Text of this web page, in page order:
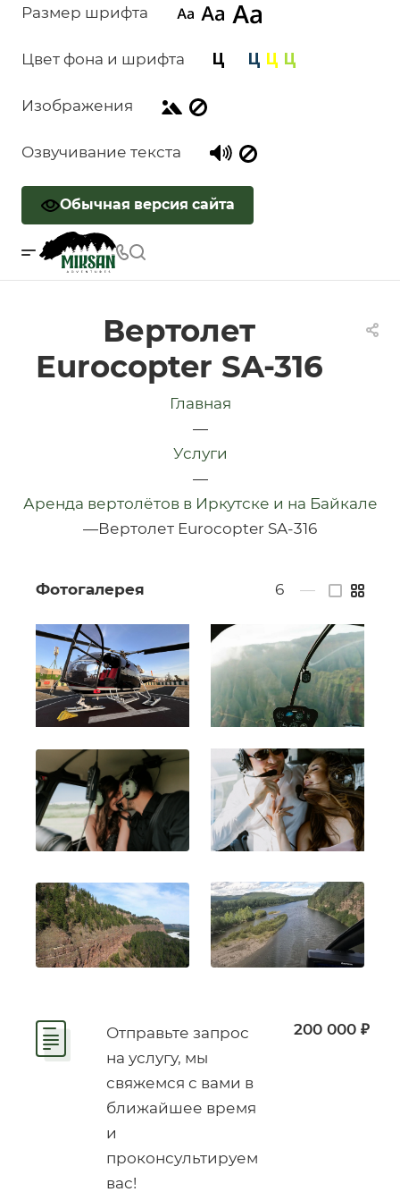
Размер шрифта
Цвет фона и шрифта
Изображения
Озвучивание текста
Обычная версия сайта
Вертолет
Eurocopter SA-316
Главная
—
Услуги
—
Аренда вертолётов в Иркутске и на Байкале
—Вертолет Eurocopter SA-316
Фотогалерея 6 —
Отправьте запрос
на услугу, мы
свяжемся с вами в
ближайшее время
и
проконсультируем
вас!
200 000 ₽